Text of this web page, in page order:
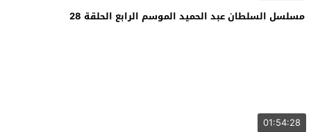
مسلسل السلطان عبد الحميد الموسم الرابع الحلقة 28
01:54:28